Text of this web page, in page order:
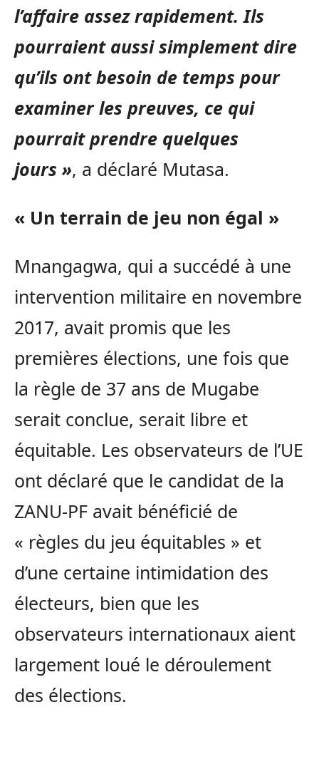
l’affaire assez rapidement. Ils
pourraient aussi simplement dire
qu’ils ont besoin de temps pour
examiner les preuves, ce qui
pourrait prendre quelques
jours », a déclaré Mutasa.
« Un terrain de jeu non égal »
Mnangagwa, qui a succédé à une
intervention militaire en novembre
2017, avait promis que les
premières élections, une fois que
la règle de 37 ans de Mugabe
serait conclue, serait libre et
équitable. Les observateurs de l’UE
ont déclaré que le candidat de la
ZANU-PF avait bénéficié de
« règles du jeu équitables » et
d’une certaine intimidation des
électeurs, bien que les
observateurs internationaux aient
largement loué le déroulement
des élections.